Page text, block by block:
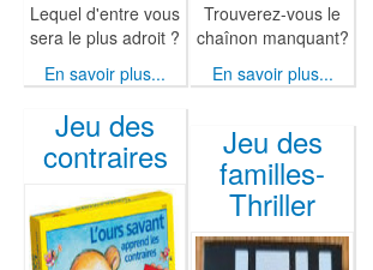
Lequel d'entre vous
sera le plus adroit ?
En savoir plus...
Trouverez-vous le
chaînon manquant?
En savoir plus...
Jeu des
contraires Jeu des
familles-
Thriller